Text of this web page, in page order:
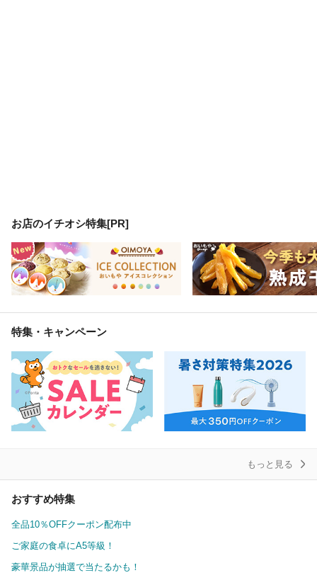
お店のイチオシ特集[PR]
特集・キャンペーン
もっと見る
おすすめ特集
全品10％OFFクーポン配布中
ご家庭の食卓にA5等級！
豪華景品が抽選で当たるかも！